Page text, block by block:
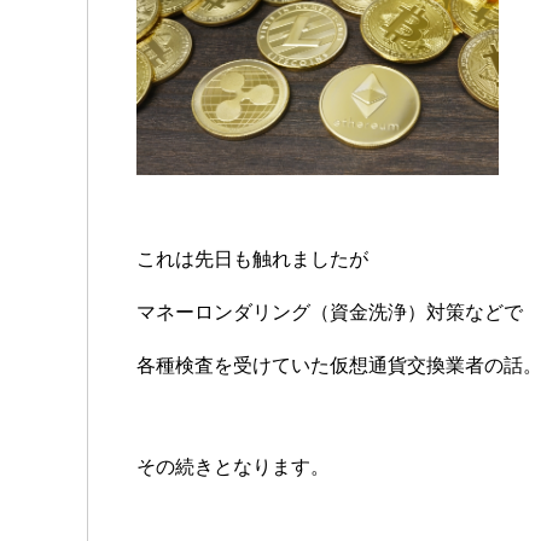
これは先日も触れましたが
マネーロンダリング（資金洗浄）対策などで
各種検査を受けていた仮想通貨交換業者の話。
その続きとなります。